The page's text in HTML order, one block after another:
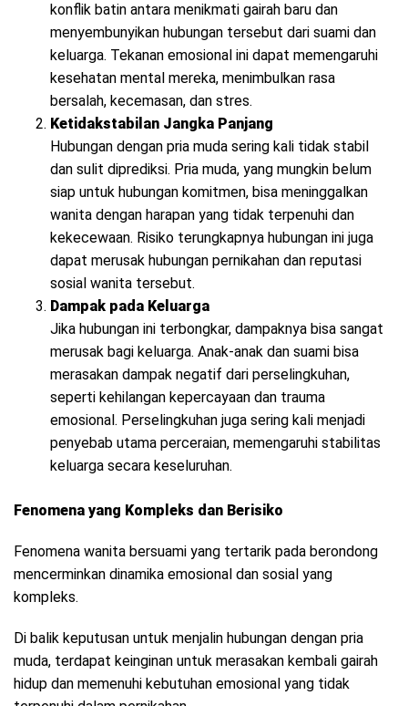
konflik batin antara menikmati gairah baru dan
menyembunyikan hubungan tersebut dari suami dan
keluarga. Tekanan emosional ini dapat memengaruhi
kesehatan mental mereka, menimbulkan rasa
bersalah, kecemasan, dan stres.
Ketidakstabilan Jangka Panjang
Hubungan dengan pria muda sering kali tidak stabil
dan sulit diprediksi. Pria muda, yang mungkin belum
siap untuk hubungan komitmen, bisa meninggalkan
wanita dengan harapan yang tidak terpenuhi dan
kekecewaan. Risiko terungkapnya hubungan ini juga
dapat merusak hubungan pernikahan dan reputasi
sosial wanita tersebut.
Dampak pada Keluarga
Jika hubungan ini terbongkar, dampaknya bisa sangat
merusak bagi keluarga. Anak-anak dan suami bisa
merasakan dampak negatif dari perselingkuhan,
seperti kehilangan kepercayaan dan trauma
emosional. Perselingkuhan juga sering kali menjadi
penyebab utama perceraian, memengaruhi stabilitas
keluarga secara keseluruhan.
Fenomena yang Kompleks dan Berisiko
Fenomena wanita bersuami yang tertarik pada berondong
mencerminkan dinamika emosional dan sosial yang
kompleks.
Di balik keputusan untuk menjalin hubungan dengan pria
muda, terdapat keinginan untuk merasakan kembali gairah
hidup dan memenuhi kebutuhan emosional yang tidak